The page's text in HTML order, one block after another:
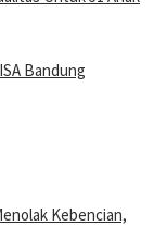
Bandung
Kebencian,